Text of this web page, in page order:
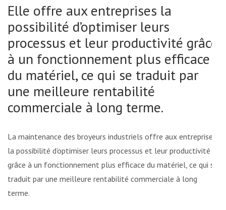
Elle offre aux entreprises la
possibilité d’optimiser leurs
processus et leur productivité grâce
à un fonctionnement plus efficace
du matériel, ce qui se traduit par
une meilleure rentabilité
commerciale à long terme.
La maintenance des broyeurs industriels offre aux entreprises
la possibilité d’optimiser leurs processus et leur productivité
grâce à un fonctionnement plus efficace du matériel, ce qui se
traduit par une meilleure rentabilité commerciale à long
terme.